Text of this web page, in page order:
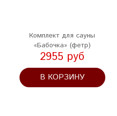
Комплект для сауны
«Бабочка» (фетр)
2955 руб
В КОРЗИНУ